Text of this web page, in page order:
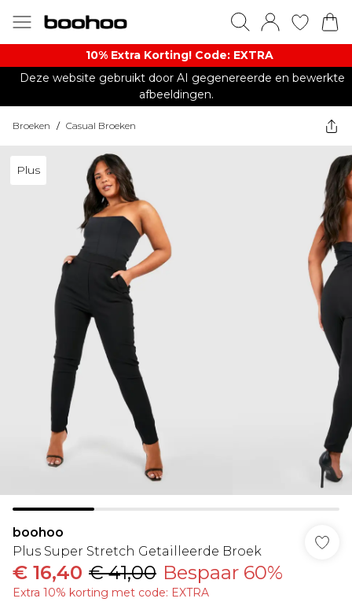
10% Extra Korting! Code: EXTRA​
Deze website gebruikt door AI gegenereerde en bewerkte
afbeeldingen.
Broeken / Casual Broeken
Plus
boohoo
Plus Super Stretch Getailleerde Broek
€ 16,40 € 41,00 Bespaar 60%
Extra 10% korting met code: EXTRA